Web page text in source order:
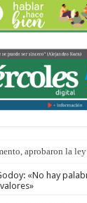
aprobaron la
de los 90
«No hay